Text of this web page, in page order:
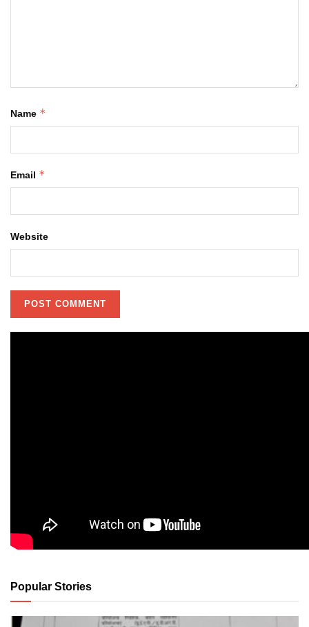
Name *
Email *
Website
Popular Stories